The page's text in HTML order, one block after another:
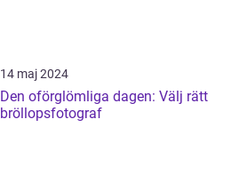
14 maj 2024
Den oförglömliga dagen: Välj rätt
bröllopsfotograf